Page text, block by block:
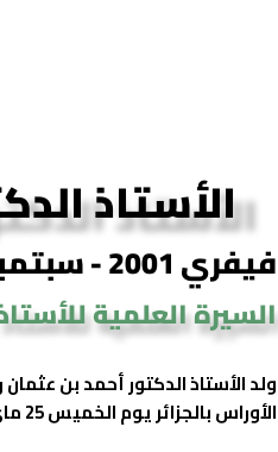
الأستاذ
فيفري 2001 - سبتمبر 2001
السيرة العلمية
ولد الأستاذ الدكتور أحمد بن
الأوراس بالجزائر يوم الخميس 25 ماي سنة 1950 الموافق 08 شعبان 1369هـ.